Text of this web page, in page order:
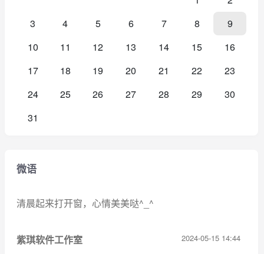
3
4 5 6 7 8
9
10
11 12 13 14 15
16
17
18 19 20 21 22
23
24
25 26 27 28 29
30
31
微语
清晨起来打开窗，心情美美哒^_^
紫琪软件工作室 2024-05-15 14:44